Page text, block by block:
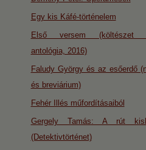
Egy kis Káfé-történelem
Első versem (költészet
antológia, 2016)
Faludy György és az esőerdő
és breviárium)
Fehér Illés műfordításaiból
Gergely Tamás: A rút
(Detektivtörténet)